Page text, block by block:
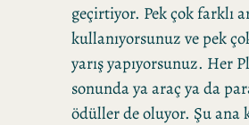
geçirtiyor. Pek çok farklı
kullanıyorsunuz ve pek
yarış yapıyorsunuz. Her
sonunda ya araç ya da
ödüller de oluyor. Şu ana